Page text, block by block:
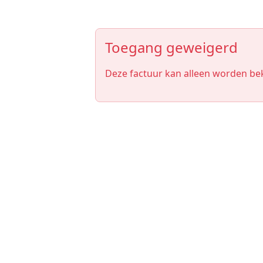
Toegang geweigerd
Deze factuur kan alleen worden